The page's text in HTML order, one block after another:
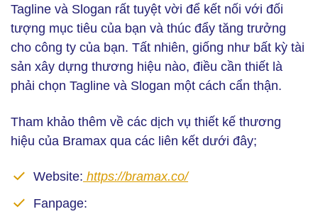
Tagline và Slogan rất tuyệt vời để kết nối với đối
tượng mục tiêu của bạn và thúc đẩy tăng trưởng
cho công ty của bạn. Tất nhiên, giống như bất kỳ tài
sản xây dựng thương hiệu nào, điều cần thiết là
phải chọn Tagline và Slogan một cách cẩn thận.
Tham khảo thêm về các dịch vụ thiết kế thương
hiệu của Bramax qua các liên kết dưới đây;
Website: https://bramax.co/
Fanpage: